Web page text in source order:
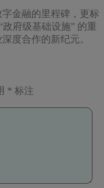
金融的里程碑，更标
府级基础设施” 的重
度合作的新纪元。
* 标注